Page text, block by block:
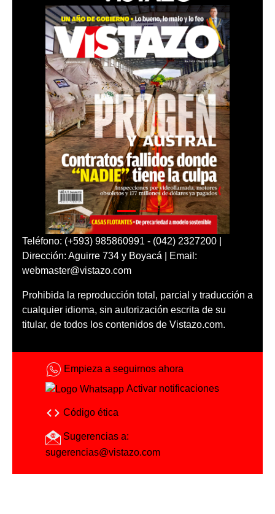
Teléfono: (+593) 985860991 - (042) 2327200 |
Dirección: Aguirre 734 y Boyacá | Email:
webmaster@vistazo.com
Prohibida la reproducción total, parcial y traducción a
cualquier idioma, sin autorización escrita de su
titular, de todos los contenidos de Vistazo.com.
Empieza a seguirnos ahora
Activar notificaciones
Código ética
Sugerencias a:
sugerencias@vistazo.com